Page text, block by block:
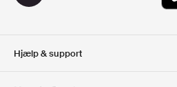
Hjælp & support